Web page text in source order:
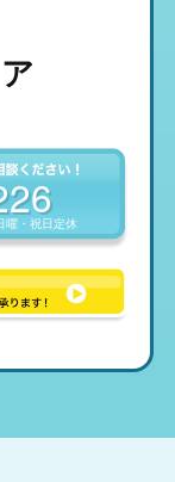
曜・祝日定休